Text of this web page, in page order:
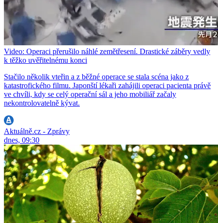
Video: Operaci přerušilo náhlé zemětřesení. Drastické záběry vedly
k těžko uvěřitelnému konci
Stačilo několik vteřin a z běžné operace se stala scéna jako z
katastrofického filmu. Japonští lékaři zahájili operaci pacienta právě
ve chvíli, kdy se celý operační sál a jeho mobiliář začaly
nekontrolovatelně kývat.
Aktuálně.cz - Zprávy
dnes, 09:30